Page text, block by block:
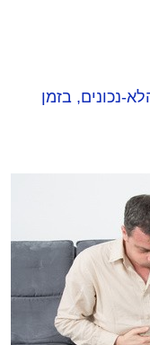
נכונים, בזמן